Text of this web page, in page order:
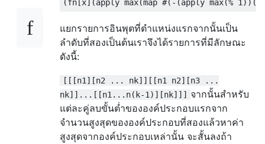
แยกรายการอินพุตที่ตำแหน่งแรกจากนั้นเป็น
ลำดับที่สองเป็นต้นเราจึงได้รายการที่มีลักษณะ
ดังนี้:
[[[n1][n2 ... nk]][[n1 n2][n3 ...
nk]]...[[n1...n(k-1)][nk]]]
จากนั้นสำหรับ
แต่ละคู่ลบขั้นต่ำขององค์ประกอบแรกจาก
จำนวนสูงสุดขององค์ประกอบที่สองแล้วหาค่า
สูงสุดจากองค์ประกอบเหล่านั้น จะสั้นลงถ้า